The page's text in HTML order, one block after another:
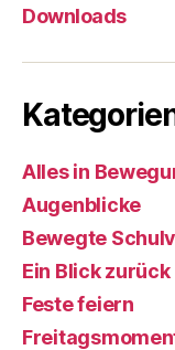
Downloads
Alles in
Augenblicke
Bewegte
Ein Blick zurück
Feste feiern